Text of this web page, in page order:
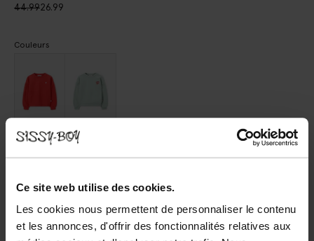
Ce site web utilise des cookies.
Les cookies nous permettent de personnaliser le contenu
et les annonces, d'offrir des fonctionnalités relatives aux
44.9926.99
Couleurs
Choisissez votre taille
98-104 110-116 122-128 134-140
AJOUTER AU PANIER